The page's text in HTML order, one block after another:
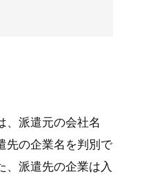
、派遣元の会社名
先の企業名を判別で
、派遣先の企業は入